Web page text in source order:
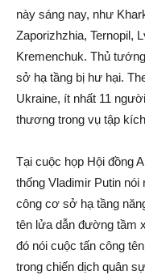
này sáng nay, như
Zaporizhzhia, Ternopil,
Kremenchuk. Thủ
sở hạ tầng bị hư hại.
Ukraine, ít nhất 11
thương trong vụ tập
Tại cuộc họp Hội đồng
thống Vladimir Putin nói
công cơ sở hạ tầng
tên lửa dẫn đường tầm
đó nói cuộc tấn công
trong chiến dịch quân